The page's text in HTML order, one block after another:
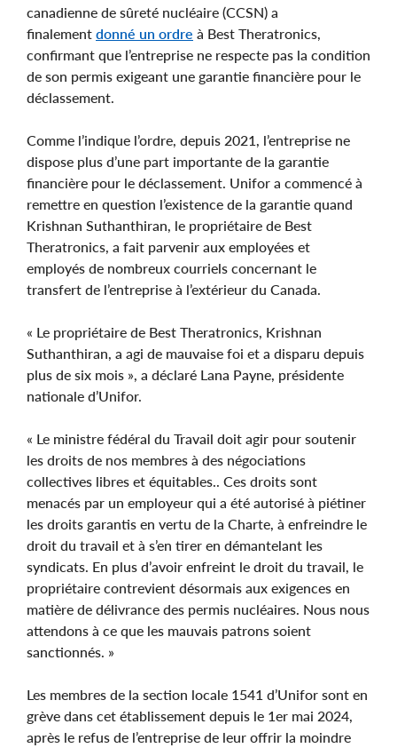
canadienne de sûreté nucléaire (CCSN) a
finalement donné un ordre à Best Theratronics,
confirmant que l’entreprise ne respecte pas la condition
de son permis exigeant une garantie financière pour le
déclassement.
Comme l’indique l’ordre, depuis 2021, l’entreprise ne
dispose plus d’une part importante de la garantie
financière pour le déclassement. Unifor a commencé à
remettre en question l’existence de la garantie quand
Krishnan Suthanthiran, le propriétaire de Best
Theratronics, a fait parvenir aux employées et
employés de nombreux courriels concernant le
transfert de l’entreprise à l’extérieur du Canada.
« Le propriétaire de Best Theratronics, Krishnan
Suthanthiran, a agi de mauvaise foi et a disparu depuis
plus de six mois », a déclaré Lana Payne, présidente
nationale d’Unifor.
« Le ministre fédéral du Travail doit agir pour soutenir
les droits de nos membres à des négociations
collectives libres et équitables.. Ces droits sont
menacés par un employeur qui a été autorisé à piétiner
les droits garantis en vertu de la Charte, à enfreindre le
droit du travail et à s’en tirer en démantelant les
syndicats. En plus d’avoir enfreint le droit du travail, le
propriétaire contrevient désormais aux exigences en
matière de délivrance des permis nucléaires. Nous nous
attendons à ce que les mauvais patrons soient
sanctionnés. »
Les membres de la section locale 1541 d’Unifor sont en
grève dans cet établissement depuis le 1er mai 2024,
après le refus de l’entreprise de leur offrir la moindre